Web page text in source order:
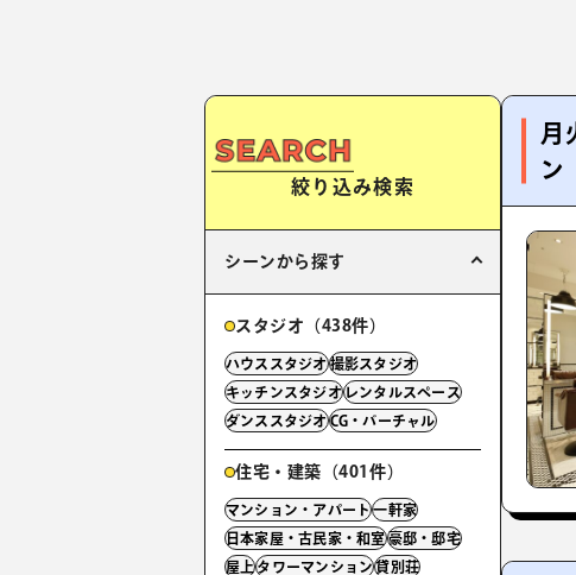
月
ン
絞り込み検索
シーンから探す
スタジオ（438件）
ハウススタジオ撮影スタジオ
キッチンスタジオレンタルスペース
ダンススタジオCG・バーチャル
住宅・建築（401件）
マンション・アパート一軒家
日本家屋・古民家・和室豪邸・邸宅
屋上タワーマンション貸別荘